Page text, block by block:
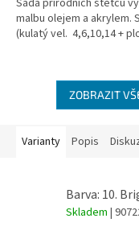
Sada přírodních štětců
malbu olejem a akrylem.
(kulatý vel. 4,6,10,14 +
ZOBRAZIT
Varianty Popis
Barva: 10.
Skladem |